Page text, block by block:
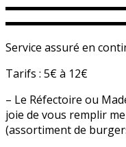
Service assuré en
Tarifs : 5€ à 12€
– Le Réfectoire ou
joie de vous remplir
(assortiment de